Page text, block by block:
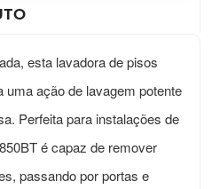
esta lavadora de pisos
uma ação de lavagem potente
Perfeita para instalações de
é capaz de remover
passando por portas e